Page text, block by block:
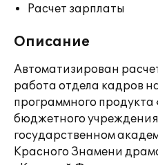
Расчет зарплаты
Описание
Автоматизирован
работа отдела кадров
программного
бюджетного
государственном
Красного Знамени